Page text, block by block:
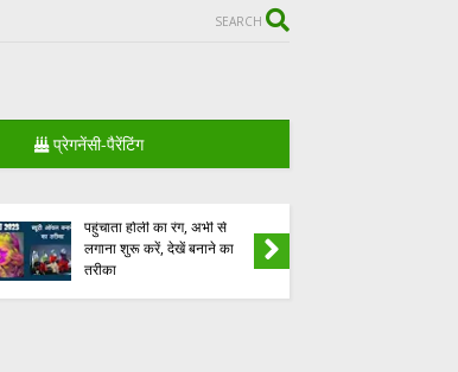
SEARCH
प्रेगनेंसी-पैरेंटिंग
पहुंचाता होली का रंग, अभी से
लगाना शुरू करें, देखें बनाने का
तरीका